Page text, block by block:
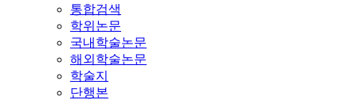
통합검색
학위논문
국내학술논문
해외학술논문
학술지
단행본